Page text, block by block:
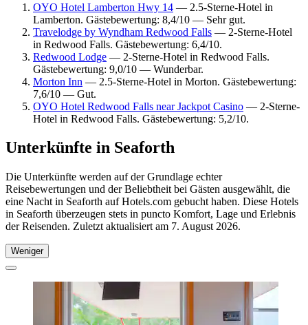
OYO Hotel Lamberton Hwy 14 — 2.5-Sterne-Hotel in
Lamberton. Gästebewertung: 8,4/10 — Sehr gut.
Travelodge by Wyndham Redwood Falls — 2-Sterne-Hotel
in Redwood Falls. Gästebewertung: 6,4/10.
Redwood Lodge — 2-Sterne-Hotel in Redwood Falls.
Gästebewertung: 9,0/10 — Wunderbar.
Morton Inn — 2.5-Sterne-Hotel in Morton. Gästebewertung:
7,6/10 — Gut.
OYO Hotel Redwood Falls near Jackpot Casino — 2-Sterne-
Hotel in Redwood Falls. Gästebewertung: 5,2/10.
Unterkünfte in Seaforth
Die Unterkünfte werden auf der Grundlage echter
Reisebewertungen und der Beliebtheit bei Gästen ausgewählt, die
eine Nacht in Seaforth auf Hotels.com gebucht haben. Diese Hotels
in Seaforth überzeugen stets in puncto Komfort, Lage und Erlebnis
der Reisenden. Zuletzt aktualisiert am 7. August 2026.
Weniger